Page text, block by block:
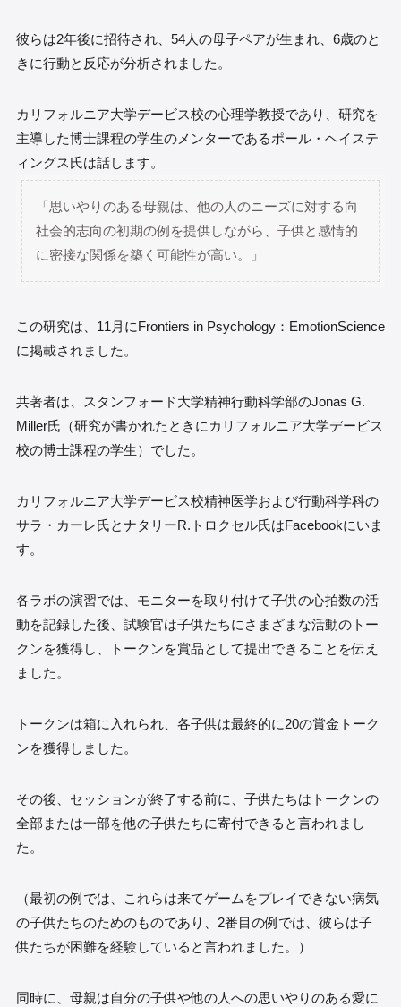
彼らは2年後に招待され、54人の母子ペアが生まれ、6歳のと
きに行動と反応が分析されました。
カリフォルニア大学デービス校の心理学教授であり、研究を
主導した博士課程の学生のメンターであるポール・ヘイステ
ィングス氏は話します。
「思いやりのある母親は、他の人のニーズに対する向
社会的志向の初期の例を提供しながら、子供と感情的
に密接な関係を築く可能性が高い。」
この研究は、11月にFrontiers in Psychology：EmotionScience
に掲載されました。
共著者は、スタンフォード大学精神行動科学部のJonas G.
Miller氏（研究が書かれたときにカリフォルニア大学デービス
校の博士課程の学生）でした。
カリフォルニア大学デービス校精神医学および行動科学科の
サラ・カーレ氏とナタリーR.トロクセル氏はFacebookにいま
す。
各ラボの演習では、モニターを取り付けて子供の心拍数の活
動を記録した後、試験官は子供たちにさまざまな活動のトー
クンを獲得し、トークンを賞品として提出できることを伝え
ました。
トークンは箱に入れられ、各子供は最終的に20の賞金トーク
ンを獲得しました。
その後、セッションが終了する前に、子供たちはトークンの
全部または一部を他の子供たちに寄付できると言われまし
た。
（最初の例では、これらは来てゲームをプレイできない病気
の子供たちのためのものであり、2番目の例では、彼らは子
供たちが困難を経験していると言われました。）
同時に、母親は自分の子供や他の人への思いやりのある愛に